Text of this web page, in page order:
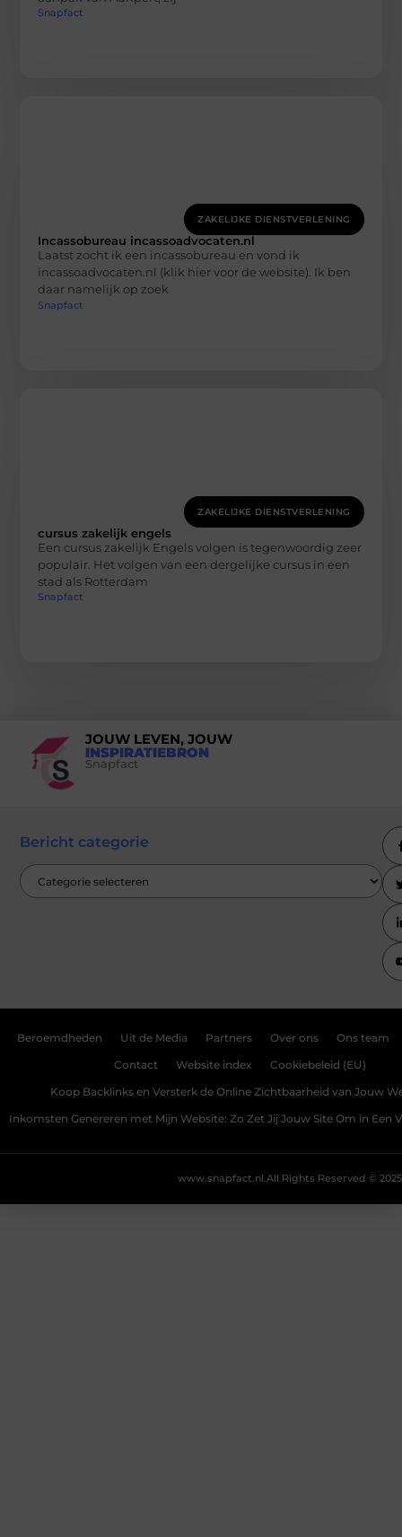
Snapfact
ZAKELIJKE DIENSTVERLENING
Incassobureau incassoadvocaten.nl
Laatst zocht ik een incassobureau en vond ik
incassoadvocaten.nl (klik hier voor de website). Ik ben
daar namelijk op zoek
Snapfact
ZAKELIJKE DIENSTVERLENING
cursus zakelijk engels
Een cursus zakelijk Engels volgen is tegenwoordig zeer
populair. Het volgen van een dergelijke cursus in een
stad als Rotterdam
Snapfact
JOUW LEVEN, JOUW
INSPIRATIEBRON
Snapfact
Bericht categorie
Beroemdheden Uit de Media Partners Over ons Ons team
Contact Website index Cookiebeleid (EU)
Koop Backlinks en Versterk de Online Zichtbaarheid van Jouw
Inkomsten Genereren met Mijn Website: Zo Zet Jij Jouw Site Om in Een
All Rights Reserved © 2025
www.snapfact.nl.